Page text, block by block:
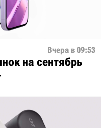
Вчера в 09:53
на сентябрь